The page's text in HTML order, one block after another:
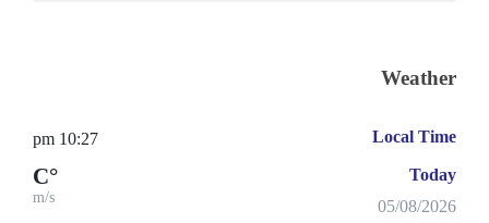
Weather
Local Time
10:27 pm
Today
05/08/2026
°C
m/s